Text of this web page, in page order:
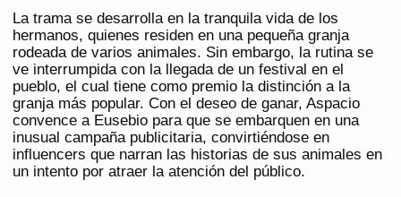
La trama se desarrolla en la tranquila vida de los
hermanos, quienes residen en una pequeña granja
rodeada de varios animales. Sin embargo, la rutina se
ve interrumpida con la llegada de un festival en el
pueblo, el cual tiene como premio la distinción a la
granja más popular. Con el deseo de ganar, Aspacio
convence a Eusebio para que se embarquen en una
inusual campaña publicitaria, convirtiéndose en
influencers que narran las historias de sus animales en
un intento por atraer la atención del público.